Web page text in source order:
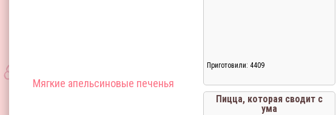
Мягкие апельсиновые печеньяЗагрузка... Загрузка...
Приготовили: 4409
Пицца, которая сводит с
ума